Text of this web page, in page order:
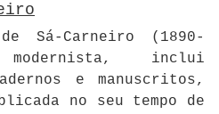
Sá-Carneiro (1890-
inclui
e manuscritos,
no seu tempo de